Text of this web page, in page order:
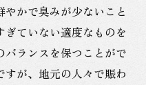
かで臭みが少ないこと
ていない適度なものを
ランスを保つことがで
すが、地元の人々で賑わ